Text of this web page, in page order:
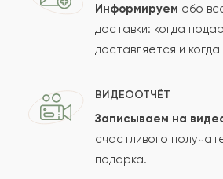
Сколько будет
Отзыв будет опубликован
Проверяем на спам.
Информируем обо
доставки: когда
доставляется и
ВИДЕООТЧЁТ
Записываем на
счастливого
подарка.